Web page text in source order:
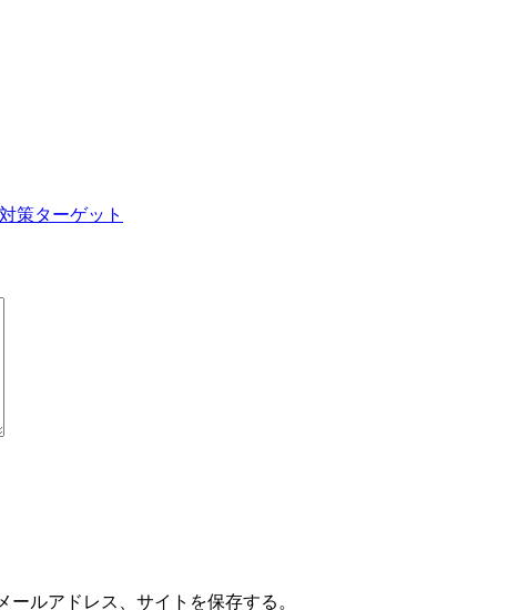
策ターゲット
ルアドレス、サイトを保存する。